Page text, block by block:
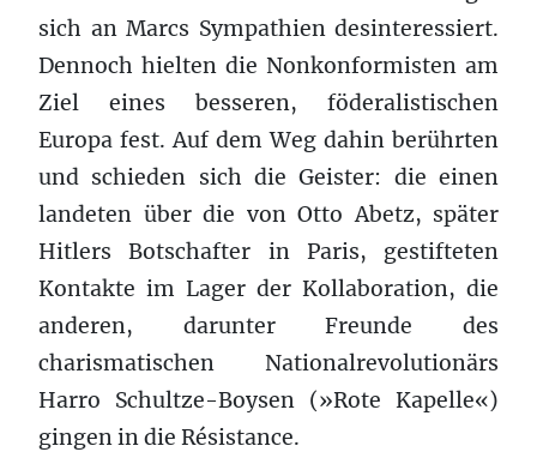
sich an Marcs Sympathien desinteressiert.
Dennoch hielten die Nonkonformisten am
Ziel eines besseren, föderalistischen
Europa fest. Auf dem Weg dahin berührten
und schieden sich die Geister: die einen
landeten über die von Otto Abetz, später
Hitlers Botschafter in Paris, gestifteten
Kontakte im Lager der Kollaboration, die
anderen, darunter Freunde des
charismatischen Nationalrevolutionärs
Harro Schultze-Boysen (»Rote Kapelle«)
gingen in die Résistance.